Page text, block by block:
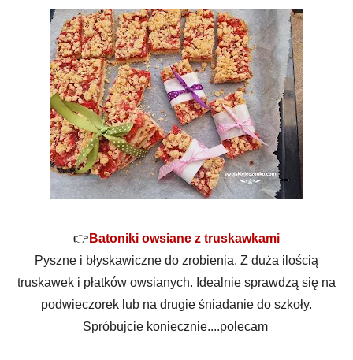
👉 Batoniki owsiane z truskawkami
Pyszne i błyskawiczne do zrobienia. Z duża ilością
truskawek i płatków owsianych. Idealnie sprawdzą się na
podwieczorek lub na drugie śniadanie do szkoły.
Spróbujcie koniecznie....polecam